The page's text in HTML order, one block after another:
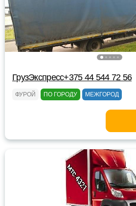
ГрузЭкспресс+375 44 544 72 56
ФУРОЙ ПО ГОРОДУ МЕЖГОРОД